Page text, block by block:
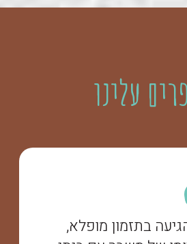
עלינו
בתזמון מופלא,